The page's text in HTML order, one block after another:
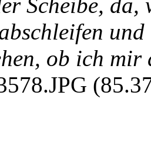
und
ob ich mir